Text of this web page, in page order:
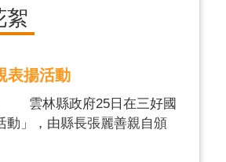
絮
表揚活動
雲林縣政府25日在三好國
動」，由縣長張麗善親自頒